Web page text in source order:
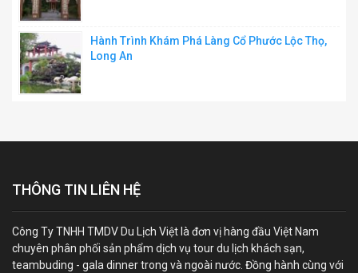
Hành Trình Khám Phá Làng Cổ Phước Lộc Thọ,
Long An
THÔNG TIN LIÊN HỆ
Công Ty TNHH TMDV Du Lịch Việt là đơn vị hàng đầu Việt Nam
chuyên phân phối sản phẩm dịch vụ tour du lịch khách sạn,
teambuding - gala dinner trong và ngoài nước. Đồng hành cùng với